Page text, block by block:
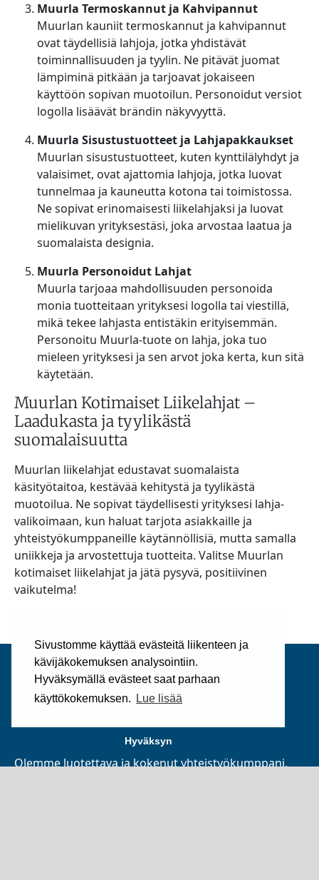
Sivustomme käyttää evästeitä liikenteen ja
kävijäkokemuksen analysointiin.
Hyväksymällä evästeet saat parhaan
käyttökokemuksen.
Lue lisää
Hyväksyn
Muurla Termoskannut ja Kahvipannut
Muurlan kauniit termoskannut ja kahvipannut
ovat täydellisiä lahjoja, jotka yhdistävät
toiminnallisuuden ja tyylin. Ne pitävät juomat
lämpiminä pitkään ja tarjoavat jokaiseen
käyttöön sopivan muotoilun. Personoidut versiot
logolla lisäävät brändin näkyvyyttä.
Muurla Sisustustuotteet ja Lahjapakkaukset
Muurlan sisustustuotteet, kuten kynttilälyhdyt ja
valaisimet, ovat ajattomia lahjoja, jotka luovat
tunnelmaa ja kauneutta kotona tai toimistossa.
Ne sopivat erinomaisesti liikelahjaksi ja luovat
mielikuvan yrityksestäsi, joka arvostaa laatua ja
suomalaista designia.
Muurla Personoidut Lahjat
Muurla tarjoaa mahdollisuuden personoida
monia tuotteitaan yrityksesi logolla tai viestillä,
mikä tekee lahjasta entistäkin erityisemmän.
Personoitu Muurla-tuote on lahja, joka tuo
mieleen yrityksesi ja sen arvot joka kerta, kun sitä
käytetään.
Muurlan Kotimaiset Liikelahjat –
Laadukasta ja tyylikästä
suomalaisuutta
Muurlan liikelahjat edustavat suomalaista
käsityötaitoa, kestävää kehitystä ja tyylikästä
muotoilua. Ne sopivat täydellisesti yrityksesi lahja-
valikoimaan, kun haluat tarjota asiakkaille ja
yhteistyökumppaneille käytännöllisiä, mutta samalla
uniikkeja ja arvostettuja tuotteita. Valitse Muurlan
kotimaiset liikelahjat ja jätä pysyvä, positiivinen
vaikutelma!
Silkki Sampo on luotettava yhteistyökumppani
Olemme luotettava ja kokenut yhteistyökumppani,